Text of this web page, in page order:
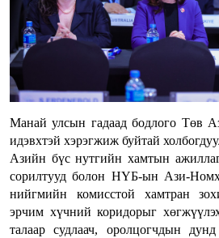
Манай улсын гадаад бодлого Төв
идэвхтэй хэрэгжиж буйтай
Азийн бүс нутгийн хамтын
сорилтууд болон НҮБ-ын Ази-
нийгмийн комисстой хамтран
эрчим хүчний коридорыг
талаар судлаач, оролцогчдын